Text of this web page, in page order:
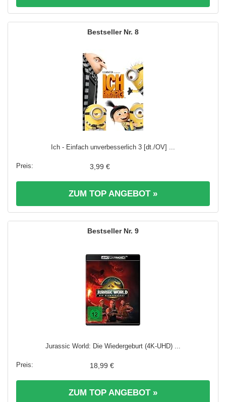
8
Ich - Einfach unverbesserlich 3 [dt./OV] ...
3,99 €
ZUM TOP ANGEBOT »
9
Jurassic World: Die Wiedergeburt (4K-UHD) ...
18,99 €
ZUM TOP ANGEBOT »